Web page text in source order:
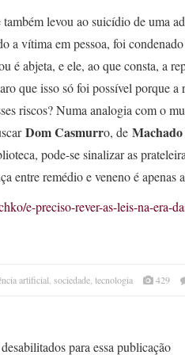
levou ao suicídio de uma
a vítima em pessoa, foi
é abjeta, e ele, ao que consta, a
que isso só foi possível porque a
riscos? Numa analogia com o
Dom Casmurro, de Machado
pode-se sinalizar as
entre remédio e veneno é apenas
e-preciso-rever-as-leis-na-era-
artificial, sociedade, tecnologia 429
para essa publicação